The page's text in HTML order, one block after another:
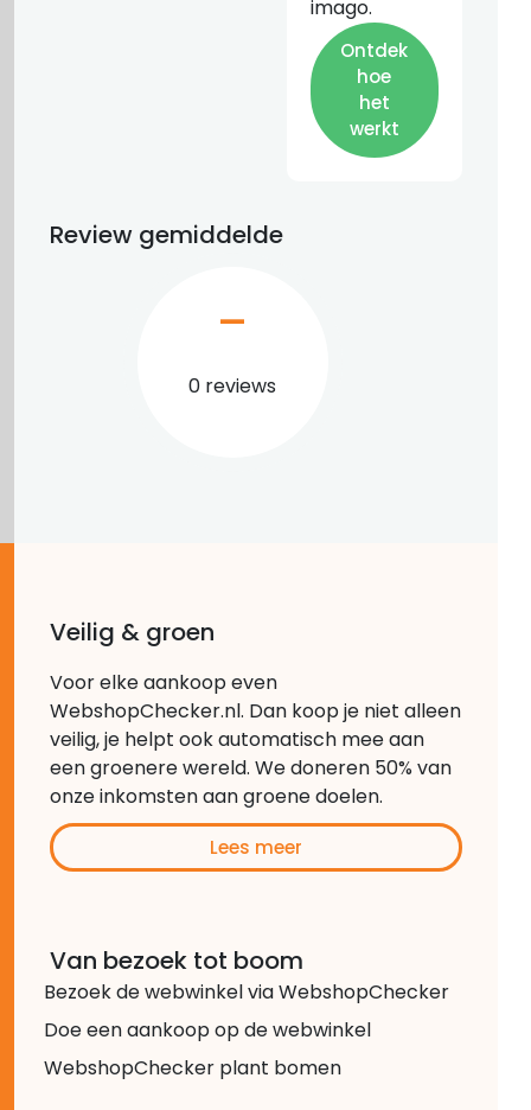
imago.
Ontdek
hoe
het
werkt
Review gemiddelde
0 reviews
–
Veilig & groen
Voor elke aankoop even
WebshopChecker.nl. Dan koop je niet alleen
veilig, je helpt ook automatisch mee aan
een groenere wereld. We doneren 50% van
onze inkomsten aan groene doelen.
Lees meer
Van bezoek tot boom
Bezoek de webwinkel via WebshopChecker
Doe een aankoop op de webwinkel
WebshopChecker plant bomen